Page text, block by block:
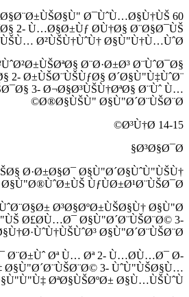
Ø¯ÙˆÙ…Ø§Ù†ÙŠ
2- Ù…Ø§Ø±Ùƒ Ø­Ù†Ø§ Ø¨Ø§Ø¯ÙŠ
Ø²ÙŠÙ†ÙˆÙ† Ø§Ù"Ù†Ù…ÙˆØ±
Ø¨Ø·Ø±Ø³ Ø¨ÙˆØ¯Ø§
2- Ø±ÙŠØ¨ÙŠÙƒØ§ Ø´Ø§Ù"Ù‡ÙˆØ¨
3- Ø¬Ø§Ø³ÙŠÙ†ØªØ§ Ø¨Ùˆ Ù…
Ø®Ø§ÙŠÙ" Ø§Ù"Ø´Ø¨ÙŠØ¨Ø©
14-15 Ø³Ù†Ø©
Ø³Ø§Ø¯Ø§
Ø·Ø±Ø§Ø¯ Ø§Ù"Ø´Ø§ÙˆÙ"ÙŠÙ†
Ø§Ù"Ø®ÙˆØ±ÙŠ ÙƒÙØ±Ø¹Ø¨ÙŠØ¯Ø©
Ø³Ø§ØºØ±ÙŠØ§Ù† Ø§Ù"Ø
Ø£Ø­Ù…Ø¯ Ø§Ù"Ø´Ø¨ÙŠØ¨Ø© 3-
Ø§Ù"Ø´Ø¨ÙŠØ¨Ø©
Ø¨Ø±Ùˆ Øª Ù… Øª 2- Ù…Ø­Ù…Ø¯ Ø­
3- ÙˆÙ"ÙŠØ§Ù…
ØªØ§ÙŠØºØ± Ø§Ù…ÙŠÙˆÙ†